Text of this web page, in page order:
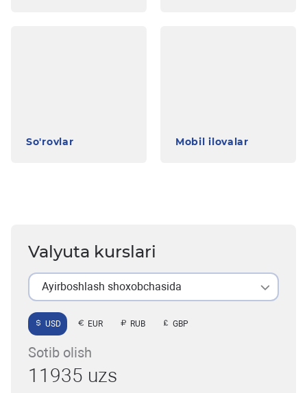
So'rovlar Mobil ilovalar
Valyuta kurslari
Ayirboshlash shoxobchasida
USD EUR RUB GBP
Sotib olish
11935 uzs